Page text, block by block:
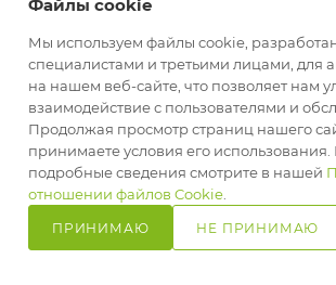
Юридический адрес: 220118, г. Минск, ул.
Свидетельство о государственной регистрации
выдано Минским горисполкомом.
реестре Республики Беларусь от 13.12.2024 за
осуществляется в форме наличного или
Файлы cookie
Мы используем файлы cookie,
специалистами и третьими лицами, для
на нашем веб-сайте, что позволяет нам
взаимодействие с пользователями и
Продолжая просмотр страниц нашего
принимаете условия его использования.
подробные сведения смотрите в нашей
отношении файлов Cookie
ПРИНИМАЮ
НЕ ПРИНИМАЮ
Главная
Кабинет Корзина Избранные